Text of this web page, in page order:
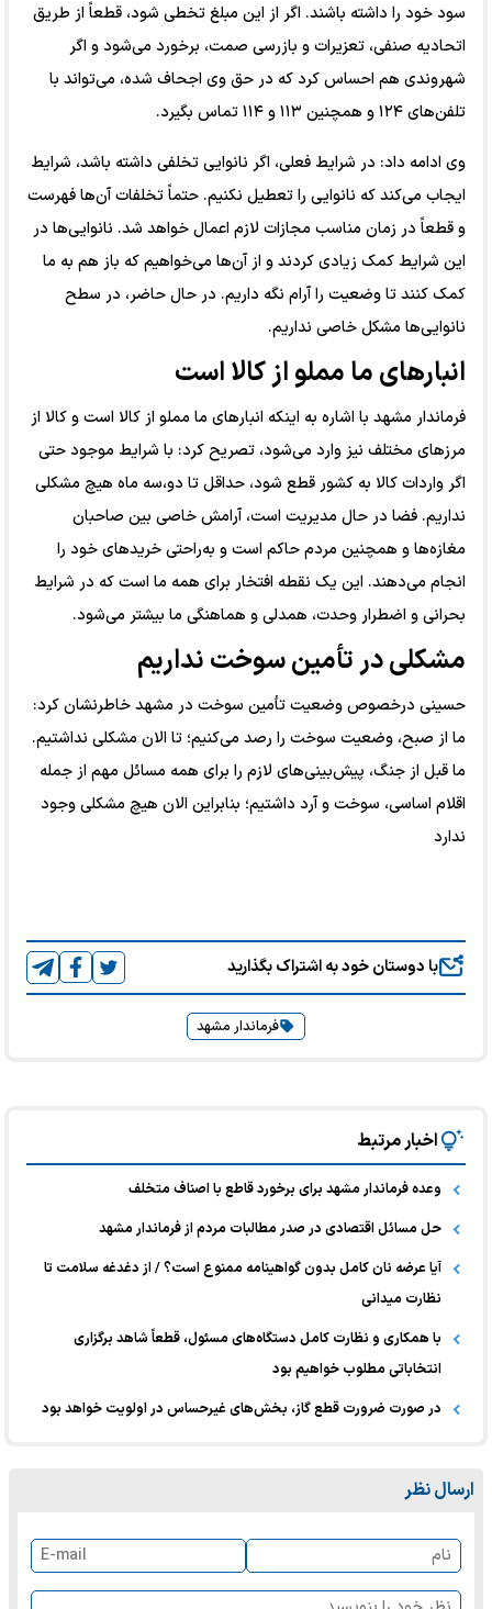
سود خود را داشته باشند. اگر از این مبلغ تخطی شود، قطعاً از طریق
اتحادیه صنفی، تعزیرات و بازرسی صمت، برخورد می‌شود و اگر
شهروندی هم احساس کرد که در حق وی اجحاف شده، می‌تواند با
تلفن‌های ۱۲۴ و همچنین ۱۱۳ و ۱۱۴ تماس بگیرد.
وی ادامه داد: در شرایط فعلی، اگر نانوایی تخلفی داشته باشد، شرایط
ایجاب می‌کند که نانوایی را تعطیل نکنیم. حتماً تخلفات آن‌ها فهرست
و قطعاً در زمان مناسب مجازات لازم اعمال خواهد شد. نانوایی‌ها در
این شرایط کمک زیادی کردند و از آن‌ها می‌خواهیم که باز هم به ما
کمک کنند تا وضعیت را آرام نگه داریم. در حال حاضر، در سطح
نانوایی‌ها مشکل خاصی نداریم.
انبار‌های ما مملو از کالا است
فرماندار مشهد با اشاره به اینکه انبار‌های ما مملو از کالا است و کالا از
مرز‌های مختلف نیز وارد می‌شود، تصریح کرد: با شرایط موجود حتی
اگر واردات کالا به کشور قطع شود، حداقل تا دو،سه ماه هیچ مشکلی
نداریم. فضا در حال مدیریت است، آرامش خاصی بین صاحبان
مغازه‌ها و همچنین مردم حاکم است و به‌راحتی خرید‌های خود را
انجام می‌دهند. این یک نقطه افتخار برای همه ما است که در شرایط
بحرانی و اضطرار وحدت، همدلی و هماهنگی ما بیشتر می‌شود.
مشکلی در تأمین سوخت نداریم
حسینی درخصوص وضعیت تأمین سوخت در مشهد خاطرنشان کرد:
ما از صبح، وضعیت سوخت را رصد می‌کنیم؛ تا الان مشکلی نداشتیم.
ما قبل از جنگ، پیش‌بینی‌های لازم را برای همه مسائل مهم از جمله
اقلام اساسی، سوخت و آرد داشتیم؛ بنابراین الان هیچ مشکلی وجود
ندارد
با دوستان خود به اشتراک بگذارید
فرماندار مشهد
اخبار مرتبط
وعده فرماندار مشهد برای برخورد قاطع با اصناف متخلف
حل مسائل اقتصادی در صدر مطالبات مردم از فرماندار مشهد
آیا عرضه نان کامل بدون گواهینامه ممنوع است؟ / از دغدغه سلامت تا
نظارت میدانی
با همکاری و نظارت کامل دستگاه‌های مسئول، قطعاً شاهد برگزاری
انتخاباتی مطلوب خواهیم بود
در صورت ضرورت قطع گاز، بخش‌های غیرحساس در اولویت خواهد بود
ارسال نظر